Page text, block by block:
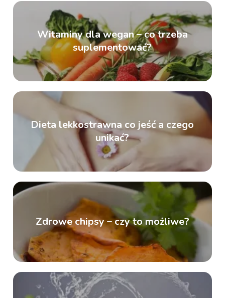
Witaminy dla wegan – co trzeba
suplementować?
Dieta lekkostrawna co jeść a czego
unikać?
Zdrowe chipsy – czy to możliwe?